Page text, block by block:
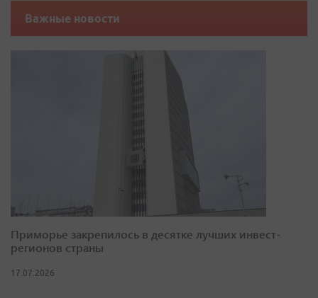
Важные новости
Приморье закрепилось в десятке лучших инвест-
регионов страны
17.07.2026